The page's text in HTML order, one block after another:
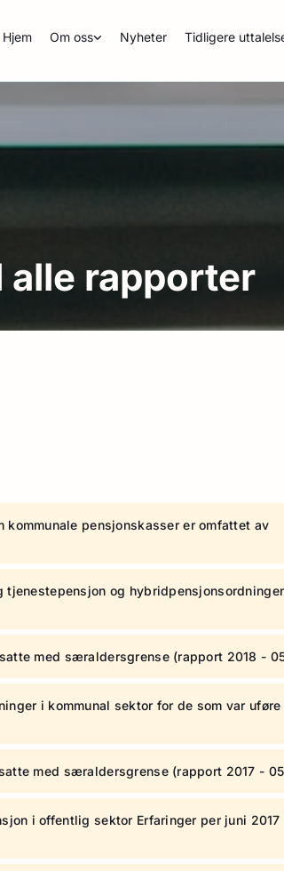
Hjem Om oss Nyheter Tidligere
rapporter
pensjonskasser er omfattet av
og
med særaldersgrense (rapport 2018 -
i kommunal sektor for de som var uføre
med særaldersgrense (rapport 2017 -
i offentlig sektor Erfaringer per juni 2017